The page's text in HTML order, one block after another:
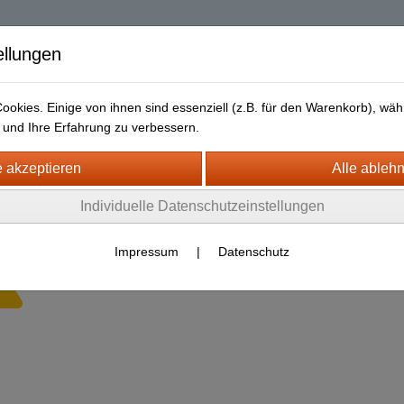
Diablo 2
Liefer- und Versandkosten Widerrufsrecht
Einige von ihnen sind essenziell (z.B. für den Warenkorb),
Ihre Erfahrung zu verbessern.
Individuelle Datenschutzeinstellungen
Impressum | Datenschutz